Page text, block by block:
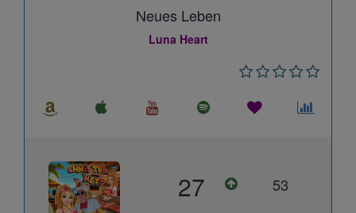
Neues Leben
Luna Heart
27 53